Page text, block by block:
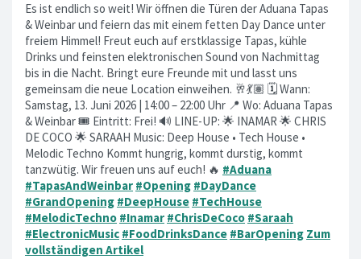
Es ist endlich so weit! Wir öffnen die Türen der Aduana Tapas
& Weinbar und feiern das mit einem fetten Day Dance unter
freiem Himmel! Freut euch auf erstklassige Tapas, kühle
Drinks und feinsten elektronischen Sound von Nachmittag
bis in die Nacht. Bringt eure Freunde mit und lasst uns
gemeinsam die neue Location einweihen. 🥂💃🏽 🗓 Wann:
Samstag, 13. Juni 2026 | 14:00 – 22:00 Uhr 📍 Wo: Aduana Tapas
& Weinbar 🎟 Eintritt: Frei! 🔊 LINE-UP: 🌟 INAMAR 🌟 CHRIS
DE COCO 🌟 SARAAH Music: Deep House • Tech House •
Melodic Techno Kommt hungrig, kommt durstig, kommt
tanzwütig. Wir freuen uns auf euch! 🔥 #Aduana
#TapasAndWeinbar #Opening #DayDance
#GrandOpening #DeepHouse #TechHouse
#MelodicTechno #Inamar #ChrisDeCoco #Saraah
#ElectronicMusic #FoodDrinksDance #BarOpening Zum
vollständigen Artikel